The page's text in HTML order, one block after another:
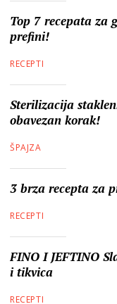
Top 7 recepata za
prefini!
RECEPTI
Sterilizacija
obavezan korak!
ŠPAJZA
3 brza recepta za
RECEPTI
FINO I JEFTINO
i tikvica
RECEPTI